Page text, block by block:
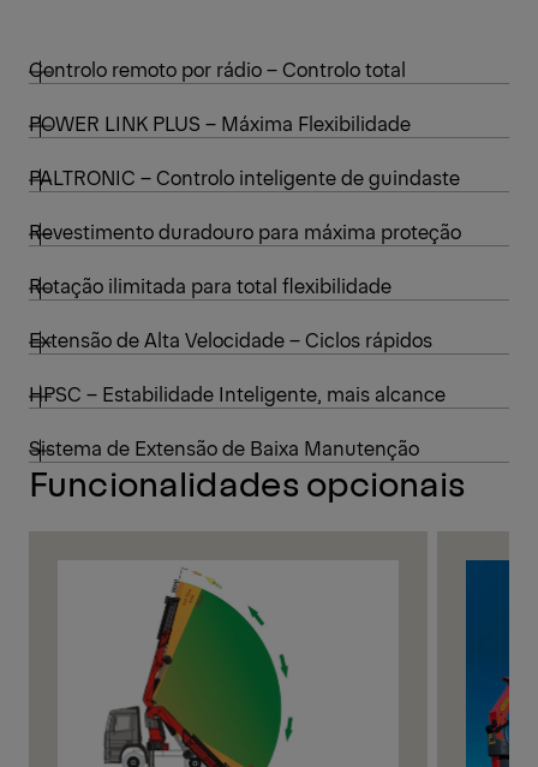
Controlo remoto por rádio – Controlo total
POWER LINK PLUS – Máxima Flexibilidade
PALTRONIC – Controlo inteligente de guindaste
Revestimento duradouro para máxima proteção
Rotação ilimitada para total flexibilidade
Extensão de Alta Velocidade – Ciclos rápidos
HPSC – Estabilidade Inteligente, mais alcance
Sistema de Extensão de Baixa Manutenção
Funcionalidades opcionais